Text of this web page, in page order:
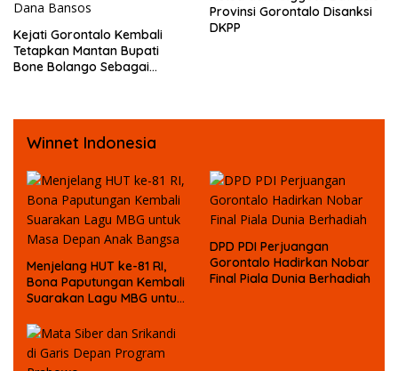
Kejati Gorontalo Kembali
Tetapkan Mantan Bupati
Bone Bolango Sebagai
Provinsi Gorontalo Disanksi
DKPP
Winnet Indonesia
Menjelang HUT ke-81 RI,
Bona Paputungan Kembali
Suarakan Lagu MBG untuk
DPD PDI Perjuangan
Gorontalo Hadirkan Nobar
Final Piala Dunia Berhadiah